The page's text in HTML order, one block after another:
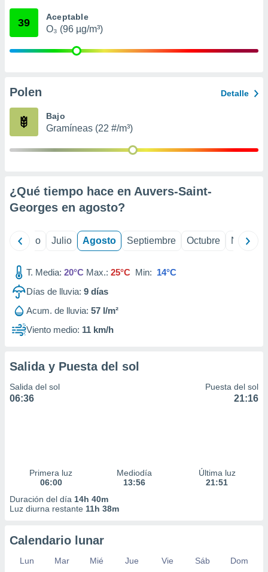
mediante
publicidad
de
39 Aceptable
O₃ (96 µg/m³)
Polen Detalle
Bajo
Gramíneas (22 #/m³)
¿Qué tiempo hace en Auvers-Saint-
Georges en agosto?
Junio Julio Agosto Septiembre Octubre
T. Media: 20°C Max.: 25°C Min: 14°C
Días de lluvia: 9 días
Acum. de lluvia: 57 l/m²
Viento medio: 11 km/h
Salida y Puesta del sol
Salida del sol
06:36
Puesta del sol
21:16
Primera luz
06:00
Mediodía
13:56
Última luz
21:51
Duración del día 14h 40m
Luz diurna restante 11h 38m
Calendario lunar
Lun Mar Mié Jue Vie Sáb
Dom